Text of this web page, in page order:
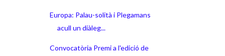
Europa: Palau-solità i Plegamans
acull un diàleg...
Convocatòria Premi a l'edició de